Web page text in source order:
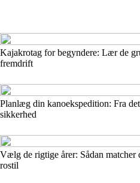
Kajakrotag for begyndere: Lær de
fremdrift
Planlæg din kanoekspedition: Fra
sikkerhed
Vælg de rigtige årer: Sådan matcher
rostil